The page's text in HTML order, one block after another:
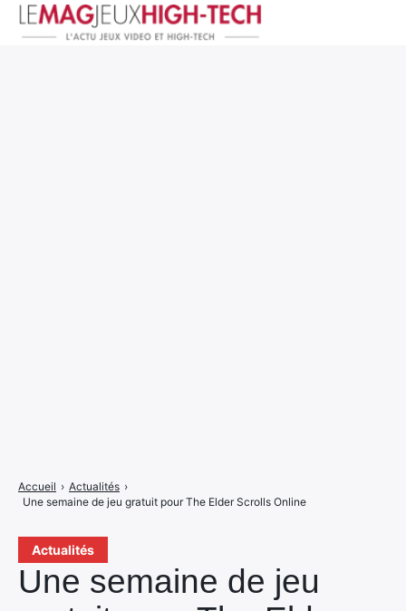
Actualités
Une semaine de jeu
Accueil › Actualités ›
Une semaine de jeu gratuit pour The Elder Scrolls Online